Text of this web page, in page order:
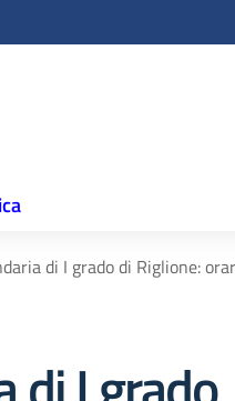
di I grado di Riglione: